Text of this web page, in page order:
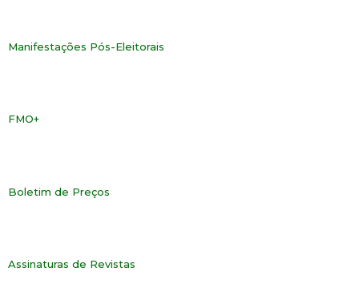
Manifestações Pós-Eleitorais
FMO+
Boletim de Preços
Assinaturas de Revistas